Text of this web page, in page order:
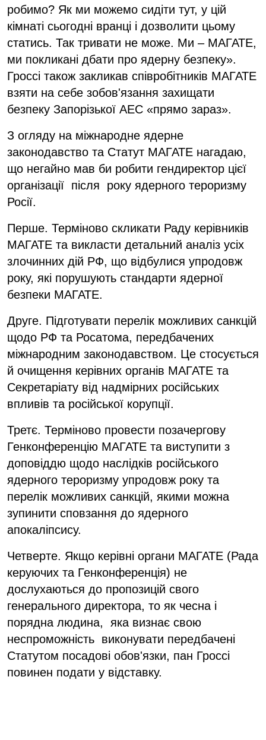
робимо? Як ми можемо сидіти тут, у цій
кімнаті сьогодні вранці і дозволити цьому
статись. Так тривати не може. Ми – МАГАТЕ,
ми покликані дбати про ядерну безпеку».
Гроссі також закликав співробітників МАГАТЕ
взяти на себе зобов'язання захищати
безпеку Запорізької АЕС «прямо зараз».
З огляду на міжнародне ядерне
законодавство та Статут МАГАТЕ нагадаю,
що негайно мав би робити гендиректор цієї
організації після року ядерного тероризму
Росії.
Перше. Терміново скликати Раду керівників
МАГАТЕ та викласти детальний аналіз усіх
злочинних дій РФ, що відбулися упродовж
року, які порушують стандарти ядерної
безпеки МАГАТЕ.
Друге. Підготувати перелік можливих санкцій
щодо РФ та Росатома, передбачених
міжнародним законодавством. Це стосується
й очищення керівних органів МАГАТЕ та
Секретаріату від надмірних російських
впливів та російської корупції.
Третє. Терміново провести позачергову
Генконференцію МАГАТЕ та виступити з
доповіддю щодо наслідків російського
ядерного тероризму упродовж року та
перелік можливих санкцій, якими можна
зупинити сповзання до ядерного
апокаліпсису.
Четверте. Якщо керівні органи МАГАТЕ (Рада
керуючих та Генконференція) не
дослухаються до пропозицій свого
генерального директора, то як чесна і
порядна людина, яка визнає свою
неспроможність виконувати передбачені
Статутом посадові обов'язки, пан Гроссі
повинен подати у відставку.